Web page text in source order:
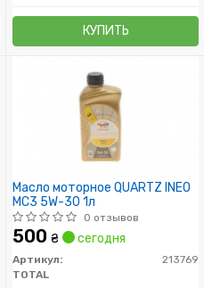
КУПИТЬ
Масло моторное QUARTZ INEO
MC3 5W-30 1л
0 отзывов
500 ₴ сегодня
Артикул:
213769
TOTAL